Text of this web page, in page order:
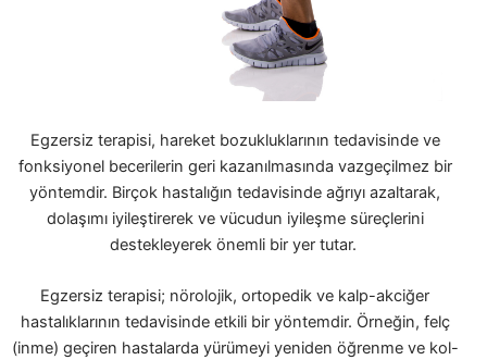
Egzersiz terapisi, hareket bozukluklarının tedavisinde ve
fonksiyonel becerilerin geri kazanılmasında vazgeçilmez bir
yöntemdir. Birçok hastalığın tedavisinde ağrıyı azaltarak,
dolaşımı iyileştirerek ve vücudun iyileşme süreçlerini
destekleyerek önemli bir yer tutar.
Egzersiz terapisi; nörolojik, ortopedik ve kalp-akciğer
hastalıklarının tedavisinde etkili bir yöntemdir. Örneğin, felç
(inme) geçiren hastalarda yürümeyi yeniden öğrenme ve kol-